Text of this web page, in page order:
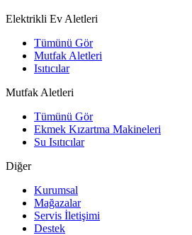
Elektrikli Ev Aletleri
Tümünü Gör
Mutfak Aletleri
Isıtıcılar
Mutfak Aletleri
Tümünü Gör
Ekmek Kızartma Makineleri
Su Isıtıcılar
Diğer
Kurumsal
Mağazalar
Servis İletişimi
Destek